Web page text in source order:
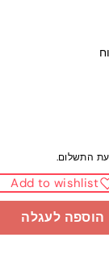
התשלום.
Add to wishlist
הוספה לעגלה